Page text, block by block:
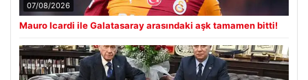
07/08/2026
Mauro Icardi ile Galatasaray arasındaki aşk tamamen bitti!